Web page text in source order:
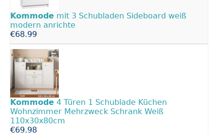
Kommode mit 3 Schubladen Sideboard weiß
modern anrichte
€68.99
Kommode 4 Türen 1 Schublade Küchen
Wohnzimmer Mehrzweck Schrank Weiß
110x30x80cm
€69.98